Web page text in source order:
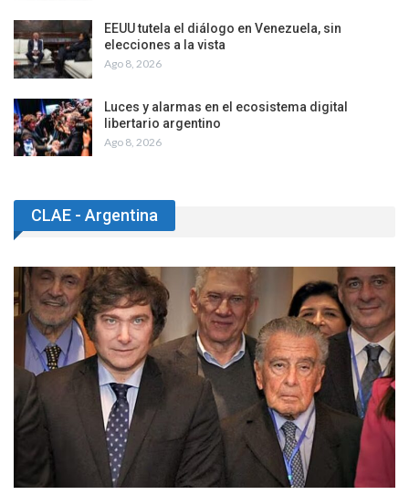
EEUU tutela el diálogo en Venezuela, sin
elecciones a la vista
Ago 8, 2026
Luces y alarmas en el ecosistema digital
libertario argentino
Ago 8, 2026
CLAE - Argentina